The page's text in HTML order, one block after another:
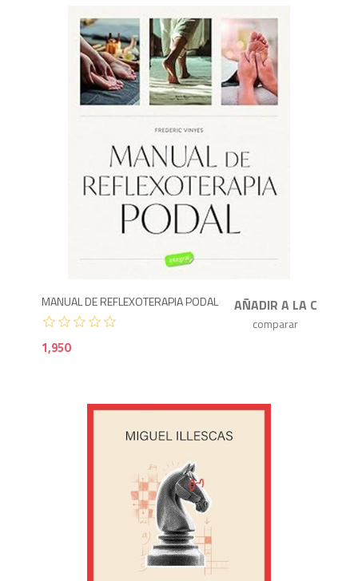
MANUAL DE REFLEXOTERAPIA PODAL
1,950